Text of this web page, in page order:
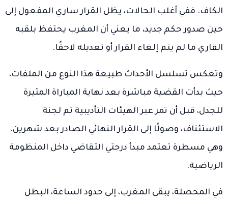
الكاف. ففي أغلب الحالات، يظل القرار ساري المفعول إلى
حين صدور حكم جديد، ما يعني أن المغرب يحتفظ بلقبه
القاري ما لم يتم إلغاء القرار أو تعديله لاحقًا.
وتعكس تسلسل الأحداث طبيعة هذا النوع من الملفات،
حيث بدأت القضية مباشرة بعد نهاية المباراة المثيرة
للجدل، قبل أن تمر عبر الهيئات التأديبية ثم لجنة
الاستئناف، وصولًا إلى القرار النهائي الصادر بعد شهرين.
وهي مسطرة تعتمد مبدأ درجتي التقاضي داخل المنظومة
الرياضية.
في المحصلة، يبقى المغرب، إلى حدود الساعة، البطل